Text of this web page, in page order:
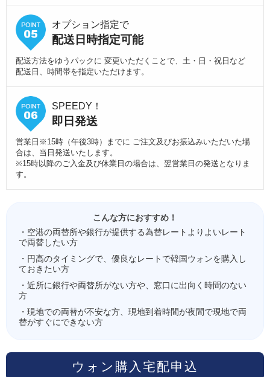
オプション指定で
配送日時指定可能
配送方法をゆうパックに 変更いただくことで、土・日・祝日など
配送日、時間帯を指定いただけます。
SPEEDY！
即日発送
営業日※15時（午後3時）までに ご注文及びお振込みいただいた場
合は、当日発送いたします。
※15時以降のご入金及び休業日の場合は、翌営業日の発送となりま
す。
こんな方におすすめ！
・空港の両替所や銀行が提供する為替レートよりよいレート
で両替したい方
・円高のタイミングで、優良なレートで韓国ウォンを購入し
ておきたい方
・近所に銀行や両替所がない方や、窓口に出向く時間のない
方
・現地での両替が不安な方、現地到着時間が夜間で現地で両
替がすぐにできない方
ウォン購入宅配申込